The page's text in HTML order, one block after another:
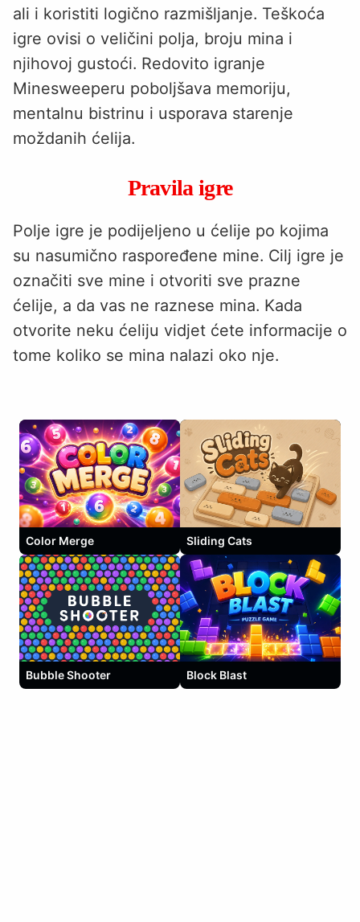
ali i koristiti logično razmišljanje. Teškoća
igre ovisi o veličini polja, broju mina i
njihovoj gustoći. Redovito igranje
Minesweeperu poboljšava memoriju,
mentalnu bistrinu i usporava starenje
moždanih ćelija.
Pravila igre
Polje igre je podijeljeno u ćelije po kojima
su nasumično raspoređene mine. Cilj igre je
označiti sve mine i otvoriti sve prazne
ćelije, a da vas ne raznese mina. Kada
otvorite neku ćeliju vidjet ćete informacije o
tome koliko se mina nalazi oko nje.
Color Merge Sliding Cats
Bubble Shooter Block Blast